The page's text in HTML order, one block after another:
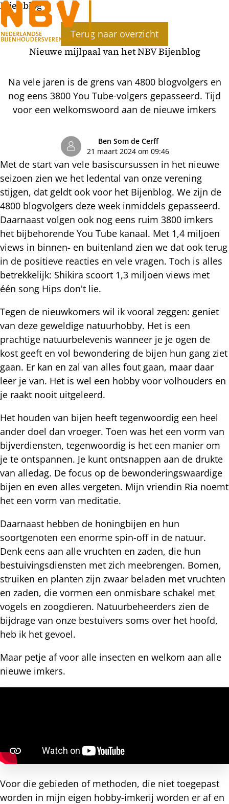
Bijenblog
Terug naar overzicht
Nieuwe mijlpaal van het NBV Bijenblog
Na vele jaren is de grens van 4800 blogvolgers en
nog eens 3800 You Tube-volgers gepasseerd. Tijd
voor een welkomswoord aan de nieuwe imkers
Ben Som de Cerff
21 maart 2024 om 09:46
Met de start van vele basiscursussen in het nieuwe
seizoen zien we het ledental van onze verening
stijgen, dat geldt ook voor het Bijenblog. We zijn de
4800 blogvolgers deze week inmiddels gepasseerd.
Daarnaast volgen ook nog eens ruim 3800 imkers
het bijbehorende You Tube kanaal. Met 1,4 miljoen
views in binnen- en buitenland zien we dat ook terug
in de positieve reacties en vele vragen. Toch is alles
betrekkelijk: Shikira scoort 1,3 miljoen views met
één song Hips don't lie.
Tegen de nieuwkomers wil ik vooral zeggen: geniet
van deze geweldige natuurhobby. Het is een
prachtige natuurbelevenis wanneer je je ogen de
kost geeft en vol bewondering de bijen hun gang ziet
gaan. Er kan en zal van alles fout gaan, maar daar
leer je van. Het is wel een hobby voor volhouders en
je raakt nooit uitgeleerd.
Het houden van bijen heeft tegenwoordig een heel
ander doel dan vroeger. Toen was het een vorm van
bijverdiensten, tegenwoordig is het een manier om
je te ontspannen. Je kunt ontsnappen aan de drukte
van alledag. De focus op de bewonderingswaardige
bijen en even alles vergeten. Mijn vriendin Ria noemt
het een vorm van meditatie.
Daarnaast hebben de honingbijen en hun
soortgenoten een enorme spin-off in de natuur.
Denk eens aan alle vruchten en zaden, die hun
bestuivingsdiensten met zich meebrengen. Bomen,
struiken en planten zijn zwaar beladen met vruchten
en zaden, die vormen een onmisbare schakel met
vogels en zoogdieren. Natuurbeheerders zien de
bijdrage van onze bestuivers soms over het hoofd,
heb ik het gevoel.
Maar petje af voor alle insecten en welkom aan alle
nieuwe imkers.
Voor die gebieden of methoden, die niet toegepast
worden in mijn eigen hobby-imkerij worden er af en